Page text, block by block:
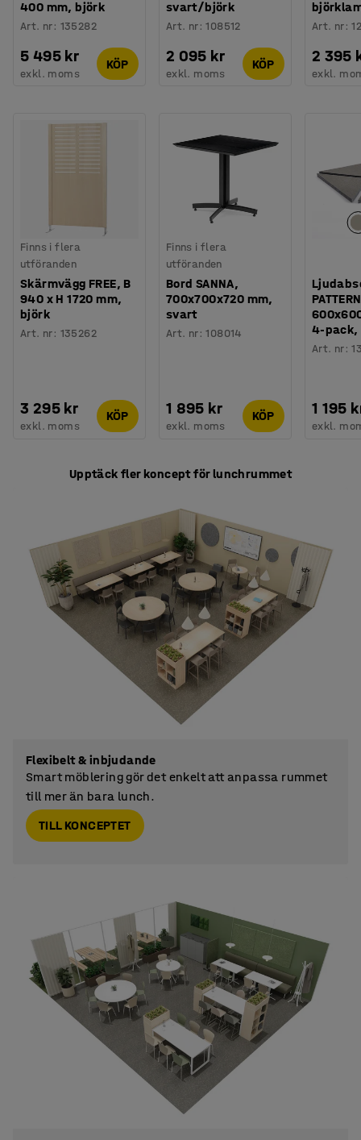
400 mm, björk
Art. nr: 135282
5 495 kr
exkl. moms
KÖP
svart/björk
Art. nr:108512
2 095 kr
exkl. moms
KÖP
Art. nr:
2 395
exkl.
Finns i flera
utföranden
Skärmvägg FREE, B
940 x H 1720 mm,
björk
Art. nr: 135262
3 295 kr
exkl. moms
KÖP
Finns i flera
utföranden
Bord SANNA,
700x700x720 mm,
svart
Art. nr:108014
1 895 kr
exkl. moms
KÖP
4-pack,
Art. nr:
1 195
exkl.
Upptäck fler koncept för lunchrummet
Flexibelt & inbjudande
Smart möblering gör det enkelt att anpassa rummet
till mer än bara lunch.
TILL KONCEPTET